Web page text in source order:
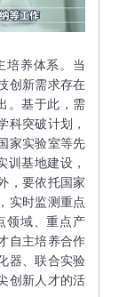
养体系。当
创新需求存在
。基于此，需
科突破计划，
家实验室等先
训基地建设，
，要依托国家
实时监测重点
领域、重点产
自主培养合作
器、联合实验
创新人才的活